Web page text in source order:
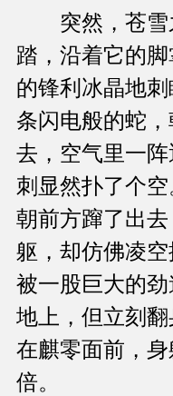
突然，苍雪
踏，沿着它的
的锋利冰晶地
条闪电般的蛇
去，空气里一
刺显然扑了个
朝前方蹿了出
躯，却仿佛凌空
被一股巨大的
地上，但立刻
在麒零面前，
倍。